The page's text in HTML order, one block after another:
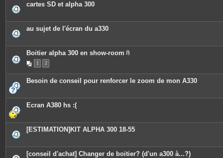
cartes SD et alpha 300
au sujet de l'écran du a330
Boitier alpha 300 en show-room
c
e
o
e
s
1 2
Besoin de conseil pour renforcer le zoom de mon A330
Ecran A380 hs :(
[ESTIMATION]KIT ALPHA 300 18-55
[conseil d'achat] Changer de boitier? (d'un a300 à...?)